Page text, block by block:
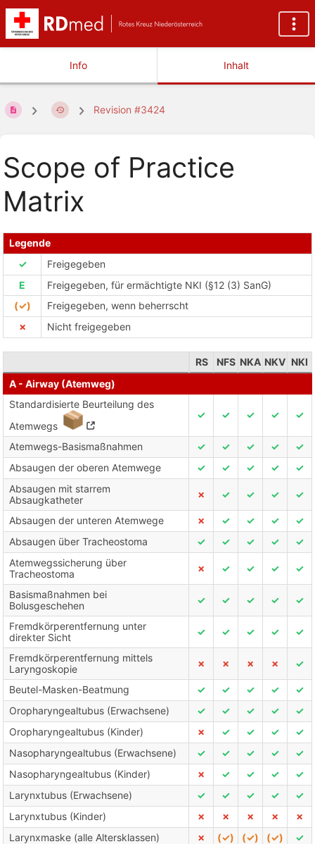
Info Inhalt
Revision #3424
Scope of Practice
Matrix
Legende
✓
Freigegeben
E
Freigegeben, für ermächtigte NKI (§12 (3) SanG)
(✓)
Freigegeben, wenn beherrscht
✗
Nicht freigegeben
RS NFS NKA NKV NKI
A - Airway (Atemweg)
Standardisierte Beurteilung des
Atemwegs
✓ ✓ ✓ ✓ ✓
Atemwegs-Basismaßnahmen ✓ ✓ ✓ ✓
✓
Absaugen der oberen Atemwege
✓ ✓ ✓ ✓
✓
Absaugen mit starrem
Absaugkatheter
✗ ✓ ✓ ✓ ✓
Absaugen der unteren Atemwege ✗ ✓ ✓ ✓
✓
Absaugen über Tracheostoma
✓ ✓ ✓ ✓
✓
Atemwegssicherung über
Tracheostoma
✗ ✓ ✓ ✓ ✓
Basismaßnahmen bei
Bolusgeschehen
✓ ✓ ✓ ✓ ✓
Fremdkörperentfernung unter
direkter Sicht
✓ ✓ ✓ ✓ ✓
Fremdkörperentfernung mittels
Laryngoskopie
✗ ✗ ✗ ✗ ✓
Beutel-Masken-Beatmung ✓ ✓ ✓ ✓
✓
Oropharyngealtubus (Erwachsene)
✓ ✓ ✓ ✓
✓
Oropharyngealtubus (Kinder)
✗ ✓ ✓ ✓
✓
Nasopharyngealtubus (Erwachsene)
✓ ✓ ✓ ✓
✓
Nasopharyngealtubus (Kinder)
✗ ✓ ✓ ✓
✓
Larynxtubus (Erwachsene)
✓ ✓ ✓ ✓
✓
Larynxtubus (Kinder)
✗ ✗ ✗ ✗
✗
Larynxmaske (alle Altersklassen)
✗ (✓) (✓) (✓)
✓